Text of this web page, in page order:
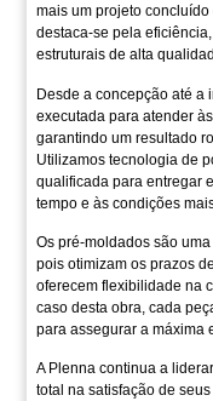
mais um projeto
destaca-se pela
estruturais de alta
Desde a concepção até a
executada para atender
garantindo um resultado
Utilizamos tecnologia de
qualificada para entregar
tempo e às condições
Os pré-moldados são
pois otimizam os prazos
oferecem flexibilidade na
caso desta obra, cada
para assegurar a máxima
A Plenna continua a
total na satisfação de